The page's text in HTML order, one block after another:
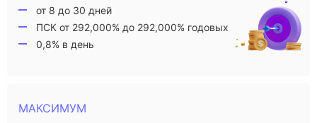
от 8 до 30 дней
ПСК от 292,000% до 292,000% годовых
0,8% в день
МАКСИМУМ